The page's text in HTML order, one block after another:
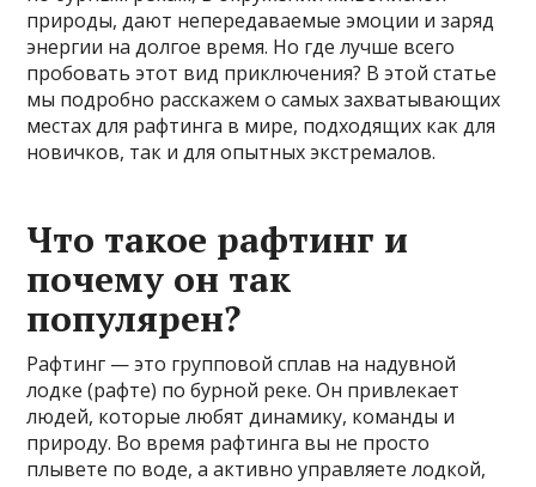
природы, дают непередаваемые эмоции и заряд
энергии на долгое время. Но где лучше всего
пробовать этот вид приключения? В этой статье
мы подробно расскажем о самых захватывающих
местах для рафтинга в мире, подходящих как для
новичков, так и для опытных экстремалов.
Что такое рафтинг и
почему он так
популярен?
Рафтинг — это групповой сплав на надувной
лодке (рафте) по бурной реке. Он привлекает
людей, которые любят динамику, команды и
природу. Во время рафтинга вы не просто
плывете по воде, а активно управляете лодкой,